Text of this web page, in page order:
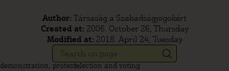
Author: Társaság a Szabadságjogokért
Created at: 2006. October 26, Thursday
Modified at: 2018. April 24, Tuesday
demonstration, protestelection and voting